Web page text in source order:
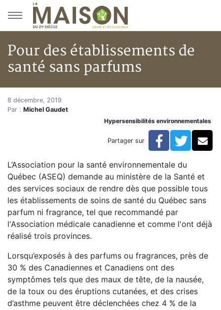
Aller au menu principal
Aller au contenu principal
Pour des établissements de
santé sans parfums
Accueil
Articles
Hypersensibilités environnementales
Pour des établissements de santé sans parfums
Pour des établissements de
8 décembre, 2019
Par : Michel Gaudet
Hypersensibilités environnementales
Partager sur Facebook
L’Association pour la santé environnementale du
Québec (ASEQ) demande au ministère de la Santé et
des services sociaux de rendre dès que possible tous
les établissements de soins de santé du Québec sans
parfum ni fragrance, tel que recommandé par
l'Association médicale canadienne et comme l'ont déjà
réalisé trois provinces.
Lorsqu’exposés à des parfums ou fragrances, près de
30 % des Canadiennes et Canadiens ont des
symptômes tels que des maux de tête, de la nausée,
de la toux ou des éruptions cutanées, et des crises
d’asthme peuvent être déclenchées chez 4 % de la